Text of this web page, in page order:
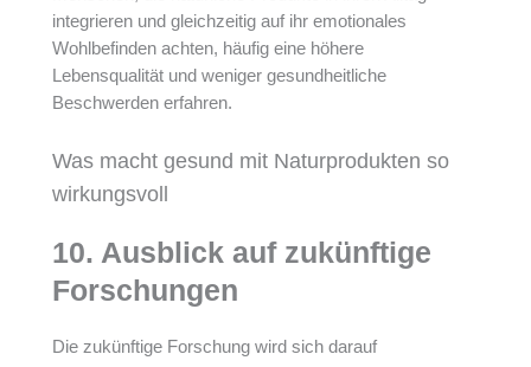
integrieren und gleichzeitig auf ihr emotionales
Wohlbefinden achten, häufig eine höhere
Lebensqualität und weniger gesundheitliche
Beschwerden erfahren.
Was macht gesund mit Naturprodukten so
wirkungsvoll
10. Ausblick auf zukünftige
Forschungen
Die zukünftige Forschung wird sich darauf